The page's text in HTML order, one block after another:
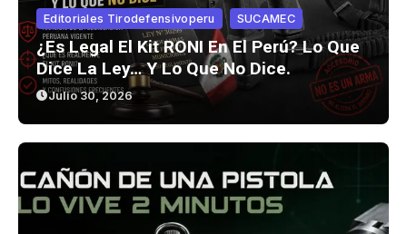
Editoriales Tirodefensivoperu SUCAMEC
¿Es Legal El Kit RONI En El Perú? Lo Que
Dice La Ley… Y Lo Que No Dice.
Julio 30, 2026